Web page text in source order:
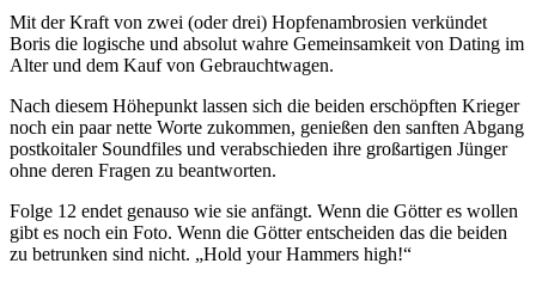
Mit der Kraft von zwei (oder drei) Hopfenambrosien verkündet
Boris die logische und absolut wahre Gemeinsamkeit von Dating im
Alter und dem Kauf von Gebrauchtwagen.
Nach diesem Höhepunkt lassen sich die beiden erschöpften Krieger
noch ein paar nette Worte zukommen, genießen den sanften Abgang
postkoitaler Soundfiles und verabschieden ihre großartigen Jünger
ohne deren Fragen zu beantworten.
Folge 12 endet genauso wie sie anfängt. Wenn die Götter es wollen
gibt es noch ein Foto. Wenn die Götter entscheiden das die beiden
zu betrunken sind nicht. „Hold your Hammers high!“